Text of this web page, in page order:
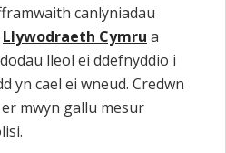
canlyniadau
Llywodraeth Cymru a
lleol ei ddefnyddio i
yn cael ei wneud. Credwn
mwyn gallu mesur